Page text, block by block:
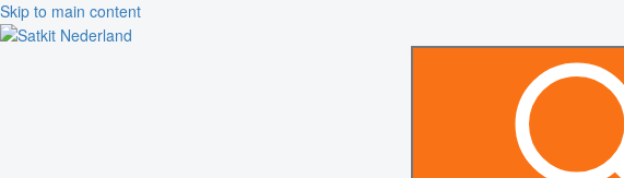
Skip to main content